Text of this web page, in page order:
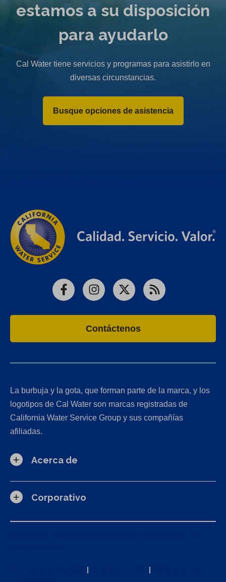
w
a
)
estamos a su disposición
para ayudarlo
Cal Water tiene servicios y programas para asistirlo en
diversas circunstancias.
Busque opciones de asistencia
FacebookInstagram
X RSS
Contáctenos
La burbuja y la gota, que forman parte de la marca, y los
logotipos de Cal Water son marcas registradas de
California Water Service Group y sus compañías
afiliadas.
Acerca de
Corporativo
| |